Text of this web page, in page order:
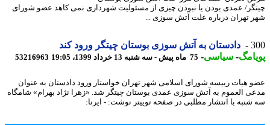
عمدی بودن یا نبودن چیزی از مسئولیت شهرداری نمی کاهد عضو شورای
تهران درباره علت آتش سوزی ...
دادستان به آتش سوزی بوستان چیتگر ورود کند
-سیاسی-75 ماه پیش - سه شنبه 13 خرداد 1399، 19:05 53216963
هیات رییسه شورای اسلامی شهر تهران خواستار ورود دادستان به عنوان
العموم به آتش سوزی عمدی بوستان چیتگر شد. «زهرا نژاد بهرام» شامگاه
با انتشار مطلبی در صفحه توییتر نوشت: - ایرنا: